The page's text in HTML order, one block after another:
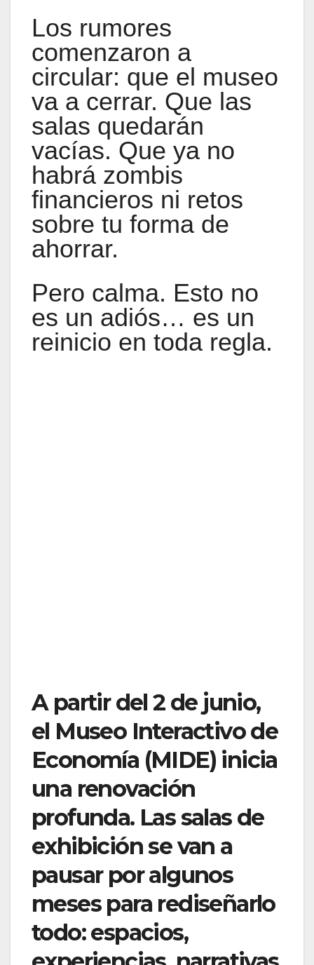
Los rumores
comenzaron a
circular: que el museo
va a cerrar. Que las
salas quedarán
vacías. Que ya no
habrá zombis
financieros ni retos
sobre tu forma de
ahorrar.
Pero calma. Esto no
es un adiós… es un
reinicio en toda regla.
A partir del 2 de junio,
el Museo Interactivo de
Economía (MIDE) inicia
una renovación
profunda. Las salas de
exhibición se van a
pausar por algunos
meses para rediseñarlo
todo: espacios,